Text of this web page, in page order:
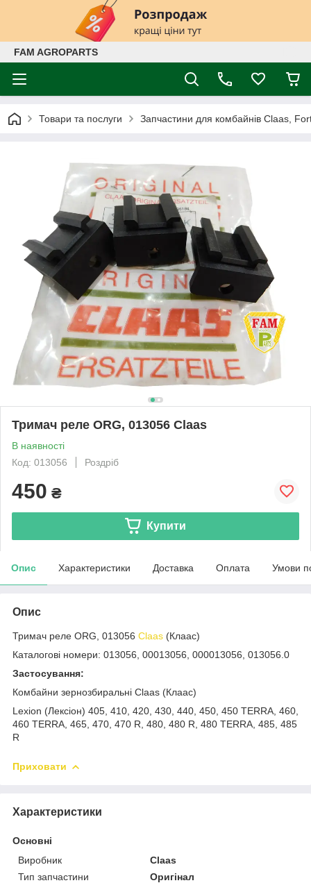
FAM AGROPARTS
Товари та послуги Запчастини для комбайнів Claas,
Тримач реле ORG, 013056 Claas
В наявності
Код: 013056
Роздріб
450 ₴
Купити
Опис Характеристики Доставка Оплата Умови
Опис
Тримач реле ORG, 013056 Claas (Клаас)
Каталогові номери: 013056, 00013056, 000013056, 013056.0
Застосування:
Комбайни зернозбиральні Claas (Клаас)
Lexion (Лексіон) 405, 410, 420, 430, 440, 450, 450 TERRA, 460,
460 TERRA, 465, 470, 470 R, 480, 480 R, 480 TERRA, 485, 485
R
Приховати
Характеристики
Основні
Виробник
Claas
Тип запчастини
Оригінал